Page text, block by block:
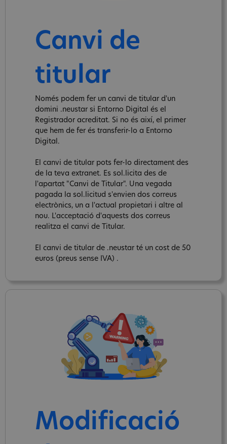
Canvi de
titular
Només podem fer un canvi de titular d'un
domini .neustar si Entorno Digital és el
Registrador acreditat. Si no és així, el primer
que hem de fer és transferir-lo a Entorno
Digital.
El canvi de titular pots fer-lo directament des
de la teva extranet. Es sol.licita des de
l'apartat "Canvi de Titular". Una vegada
pagada la sol.licitud s'envien dos correus
electrònics, un a l'actual propietari i altre al
nou. L'acceptació d'aquests dos correus
realitza el canvi de Titular.
El canvi de titular de .neustar té un cost de 50
euros (preus sense IVA) .
Modificació